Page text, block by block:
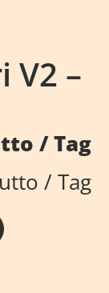
V2 –
/ Tag
/ Tag